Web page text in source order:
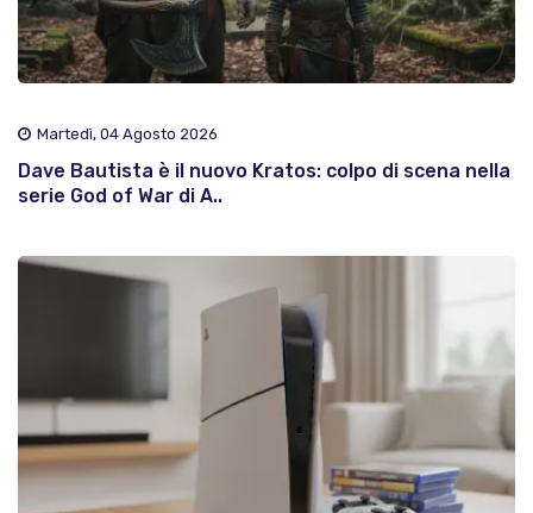
Martedì, 04 Agosto 2026
Dave Bautista è il nuovo Kratos: colpo di scena nella
serie God of War di A..